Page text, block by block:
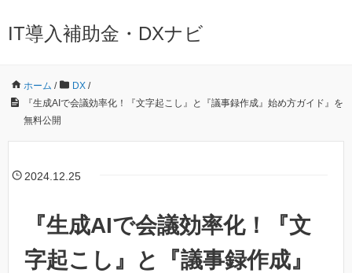
IT導入補助金・DXナビ
ホーム / DX /
『生成AIで会議効率化！『文字起こし』と『議事録作成』始め方ガイド』を
無料公開
2024.12.25
『生成AIで会議効率化！『文
字起こし』と『議事録作成』